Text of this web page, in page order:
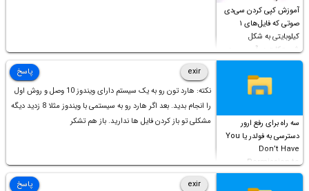
آموزش کپی کردن سی‌دی
صوتی که فایل‌های ۱
کیلوبایتی به شکل
شورت‌کات در آن موجود
است!
سه راه برای رفع ارور
دسترسی به فولدر یا You
Don’t Have
Permission to
Access this folder
exir
نکته: هارد تون رو به یک سیستم دارای ویندوز 10 وصل و روش اول
را انجام بدید. بعد اگر هارد رو به سیستمی با ویندوز مثلا 8 زدید دیگه
مشکلی تو باز کردن فایل ها ندارید. باز هم تشکر
پاسخ
exir
پاسخ